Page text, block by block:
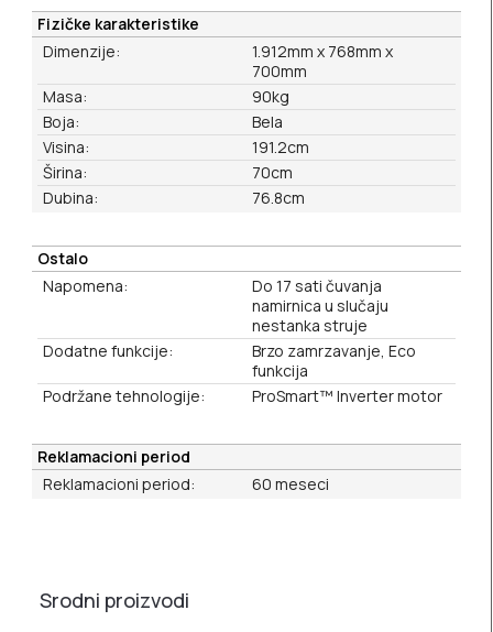
Fizičke karakteristike
Dimenzije:
1.912mm x 768mm x
700mm
Masa:
90kg
Boja:
Bela
Visina:
191.2cm
Širina:
70cm
Dubina:
76.8cm
Ostalo
Napomena:
Do 17 sati čuvanja
namirnica u slučaju
nestanka struje
Dodatne funkcije:
Brzo zamrzavanje, Eco
funkcija
Podržane tehnologije:
ProSmart™ Inverter motor
Reklamacioni period
Reklamacioni period:
60 meseci
Srodni proizvodi